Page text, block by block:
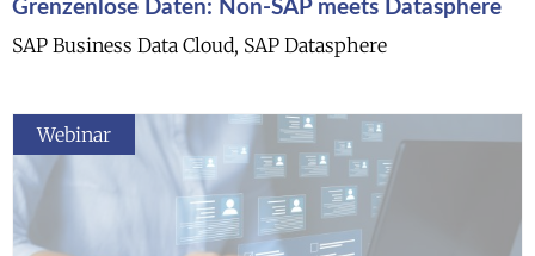
Grenzenlose Daten: Non-SAP meets Datasphere
SAP Business Data Cloud, SAP Datasphere
Webinar